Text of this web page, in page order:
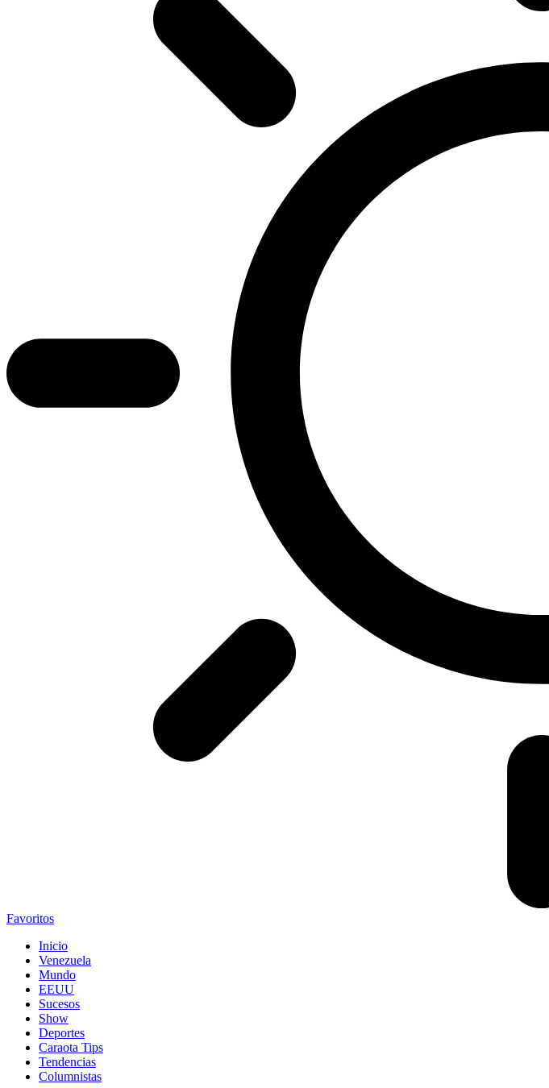
Favoritos
Inicio
Venezuela
Mundo
EEUU
Sucesos
Show
Deportes
Caraota Tips
Tendencias
Columnistas